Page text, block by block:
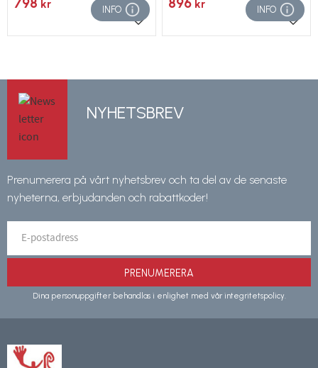
798 kr
Lägg till i favoriter
INFO 896 kr
INFO
NYHETSBREV
Prenumerera på vårt nyhetsbrev och ta del av de senaste
nyheterna, erbjudanden och rabattkoder!
PRENUMERERA
Dina personuppgifter behandlas i enlighet med vår integritetspolicy.